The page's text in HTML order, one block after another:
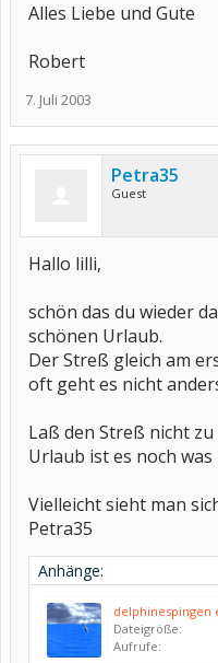
Alles Liebe und Gute
Robert
7. Juli 2003
Petra35
Guest
Hallo lilli,
schön das du wieder
schönen Urlaub.
Der Streß gleich am
oft geht es nicht
Laß den Streß nicht
Urlaub ist es noch was
Vielleicht sieht man
Petra35
Anhänge:
delphinespingen
Dateigröße:
Aufrufe: